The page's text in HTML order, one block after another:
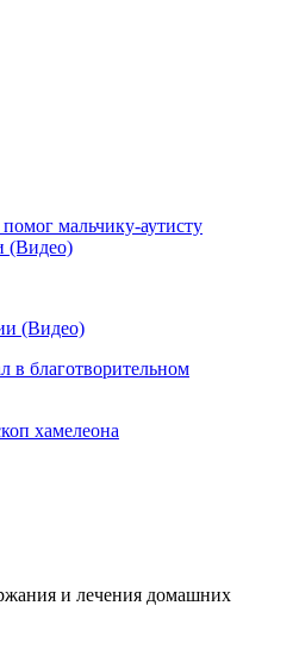
мальчику-аутисту
(Видео)
(Видео)
в благотворительном
хамелеона
и лечения домашних